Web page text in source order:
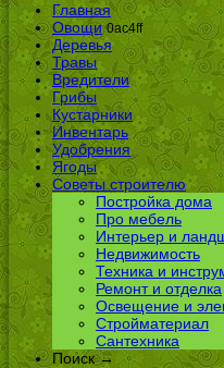
Главная
Овощи 0ac4ff
Деревья
Травы
Вредители
Грибы
Кустарники
Инвентарь
Удобрения
Ягоды
Советы строителю
Постройка дома
Про мебель
Интерьер и
Недвижимость
Техника и
Ремонт и отделка
Освещение и
Стройматериал
Сантехника
Поиск →